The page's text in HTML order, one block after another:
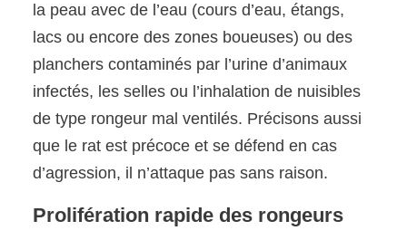
la peau avec de l’eau (cours d’eau, étangs,
lacs ou encore des zones boueuses) ou des
planchers contaminés par l’urine d’animaux
infectés, les selles ou l’inhalation de nuisibles
de type rongeur mal ventilés. Précisons aussi
que le rat est précoce et se défend en cas
d’agression, il n’attaque pas sans raison.
Prolifération rapide des rongeurs